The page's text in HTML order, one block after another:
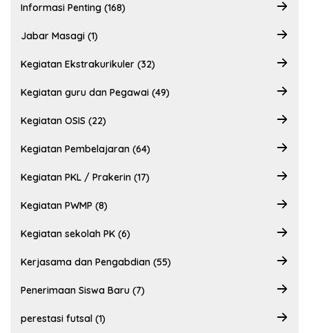
Informasi Penting (168)
Jabar Masagi (1)
Kegiatan Ekstrakurikuler (32)
Kegiatan guru dan Pegawai (49)
Kegiatan OSIS (22)
Kegiatan Pembelajaran (64)
Kegiatan PKL / Prakerin (17)
Kegiatan PWMP (8)
Kegiatan sekolah PK (6)
Kerjasama dan Pengabdian (55)
Penerimaan Siswa Baru (7)
perestasi futsal (1)